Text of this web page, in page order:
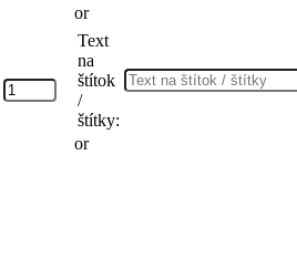
or
Text
na
štítok
/
štítky:
or